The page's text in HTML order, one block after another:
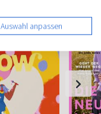
Auswahl anpassen